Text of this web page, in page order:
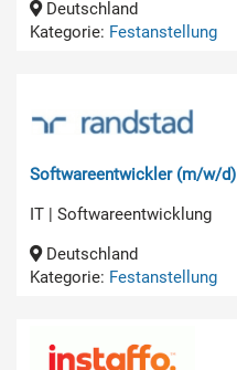
Deutschland
Kategorie: Festanstellung
Softwareentwickler (m/w/d)
IT | Softwareentwicklung
Deutschland
Kategorie: Festanstellung